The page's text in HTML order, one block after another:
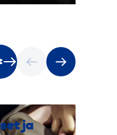
ja